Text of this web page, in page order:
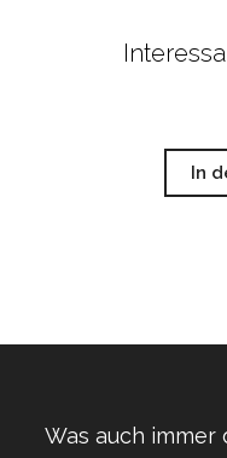
In
Was auch immer